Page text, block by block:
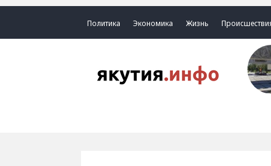
Политика Экономика Жизнь